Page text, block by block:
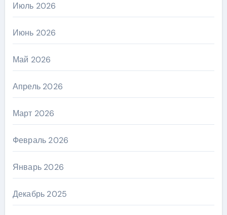
Июль 2026
Июнь 2026
Май 2026
Апрель 2026
Март 2026
Февраль 2026
Январь 2026
Декабрь 2025